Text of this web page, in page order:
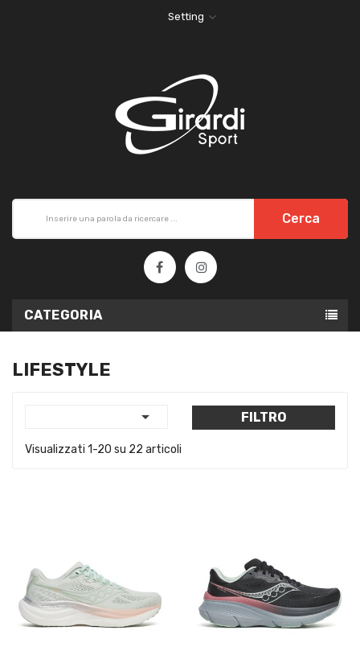
Setting
Cerca
CATEGORIA
LIFESTYLE
 FILTRO
Visualizzati 1-20 su 22 articoli